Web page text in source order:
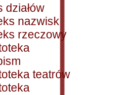
działów
nazwisk
rzeczowy
teatrów